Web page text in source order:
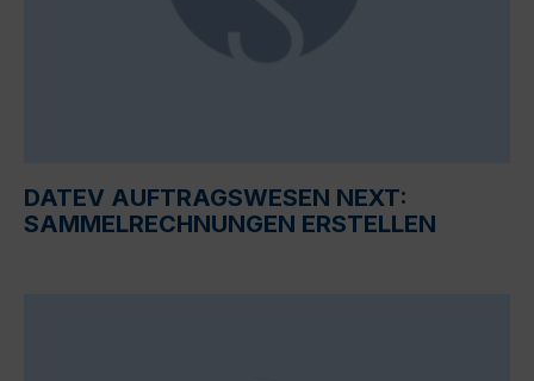
DATEV AUFTRAGSWESEN NEXT:
SAMMELRECHNUNGEN ERSTELLEN